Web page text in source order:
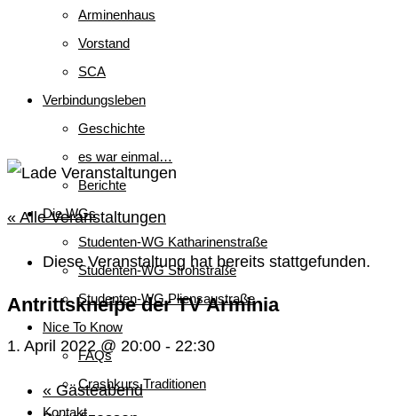
Arminenhaus
Vorstand
SCA
Verbindungsleben
Geschichte
es war einmal…
Berichte
Die WGs
Studenten-WG Katharinenstraße
Studenten-WG Strohstraße
Studenten-WG Pliensaustraße
Nice To Know
FAQs
Crashkurs Traditionen
Kontakt
« Alle Veranstaltungen
Diese Veranstaltung hat bereits stattgefunden.
Antrittskneipe der TV Arminia
1. April 2022 @ 20:00 - 22:30
« Gästeabend